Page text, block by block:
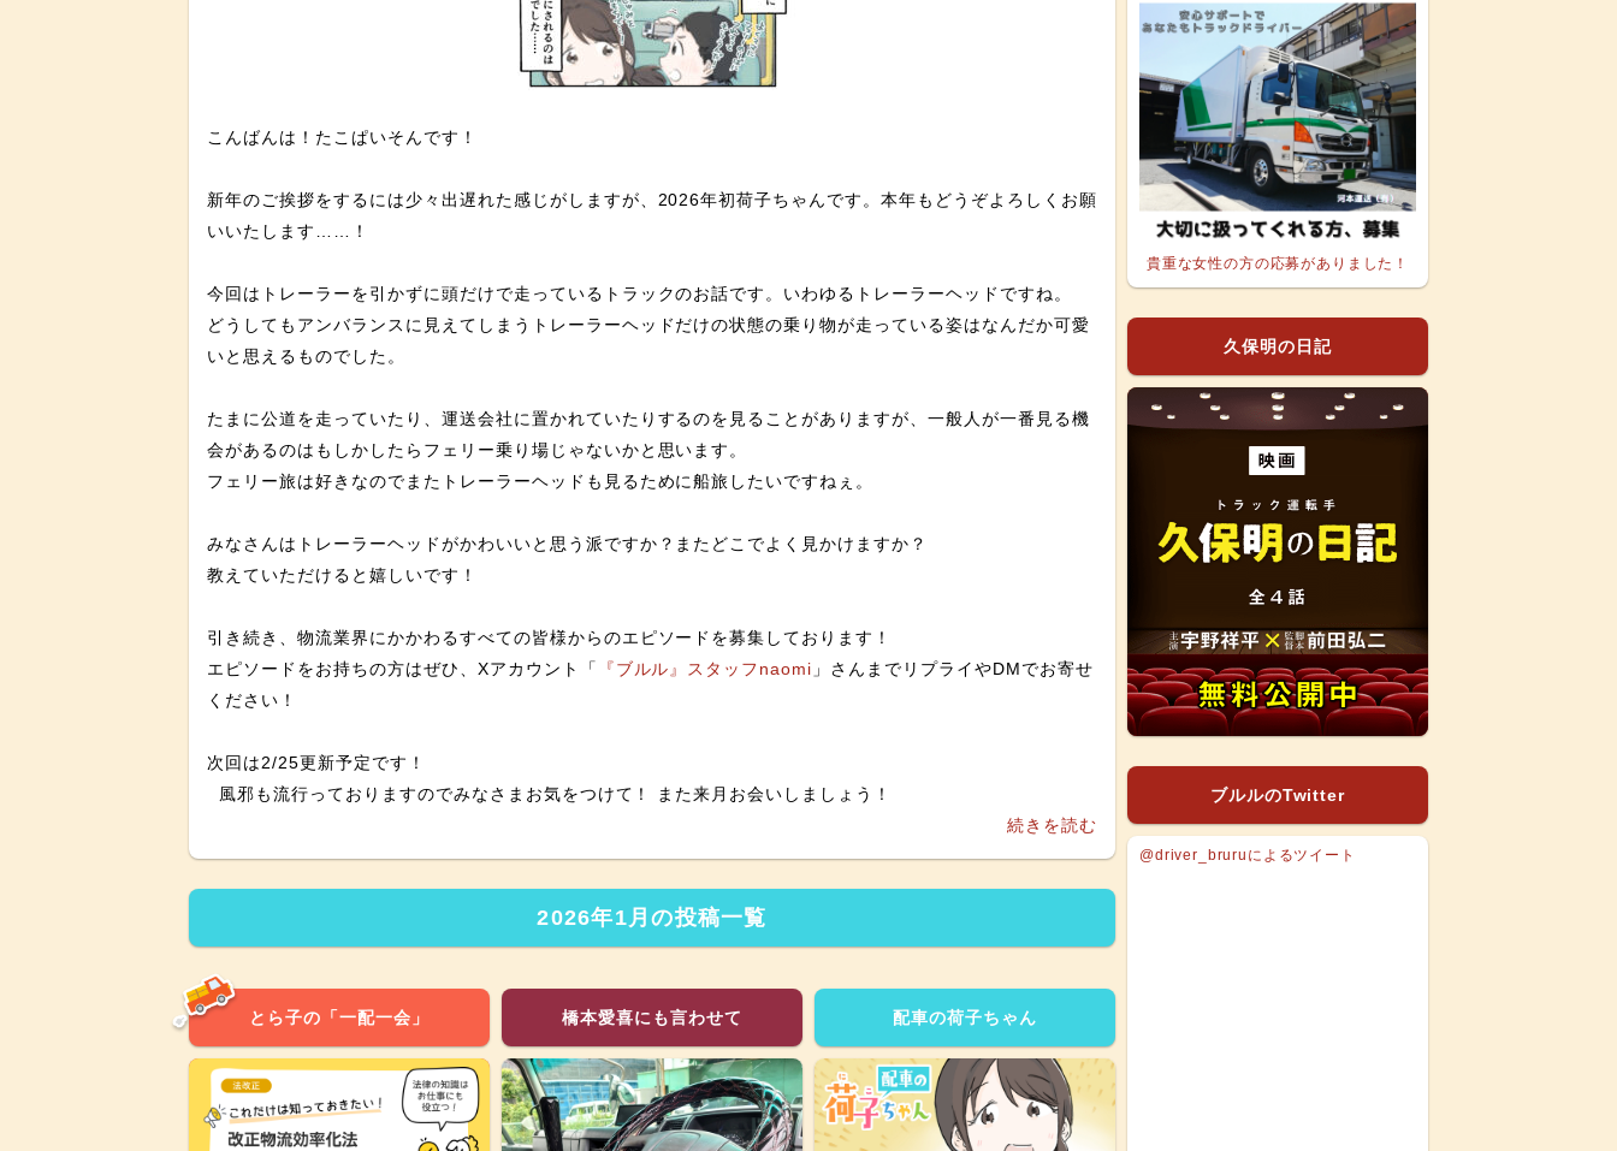
こんばんは！たこぱいそんです！
新年のご挨拶をするには少々出遅れた感じがしますが、2026年初荷子ちゃんです。本年もどうぞよろしくお願
いいたします……！
今回はトレーラーを引かずに頭だけで走っているトラックのお話です。いわゆるトレーラーヘッドですね。
どうしてもアンバランスに見えてしまうトレーラーヘッドだけの状態の乗り物が走っている姿はなんだか可愛
いと思えるものでした。
たまに公道を走っていたり、運送会社に置かれていたりするのを見ることがありますが、一般人が一番見る機
会があるのはもしかしたらフェリー乗り場じゃないかと思います。
フェリー旅は好きなのでまたトレーラーヘッドも見るために船旅したいですねぇ。
みなさんはトレーラーヘッドがかわいいと思う派ですか？またどこでよく見かけますか？
教えていただけると嬉しいです！
引き続き、物流業界にかかわるすべての皆様からのエピソードを募集しております！
エピソードをお持ちの方はぜひ、Xアカウント「
『ブルル』スタッフnaomi 」さんまでリプライやDMでお寄せ
ください！
次回は2/25更新予定です！
風邪も流行っておりますのでみなさまお気をつけて！ また来月お会いしましょう！
続きを読む
2026年1月の投稿一覧
貴重な女性の方の応募がありました！
久保明の日記
ブルルのTwitter
@driver_bruruによるツイート
とら子の「一配一会」 橋本愛喜にも言わせて 配車の荷子ちゃん